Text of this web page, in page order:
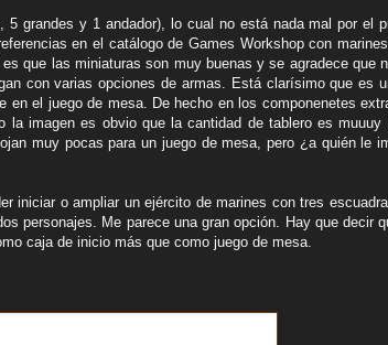
5 grandes y 1 andador), lo cual no está nada mal por el
en el catálogo de Games Workshop con
que las miniaturas son muy buenas y se agradece que
con varias opciones de armas. Está clarísimo que es
en el juego de mesa. De hecho en los componenetes
la imagen es obvio que la cantidad de tablero es muuuy
muy pocas para un juego de mesa, pero ¿a quién le
iniciar o ampliar un ejército de marines con tres
personajes. Me parece una gran opción. Hay que decir
caja de inicio más que como juego de mesa.